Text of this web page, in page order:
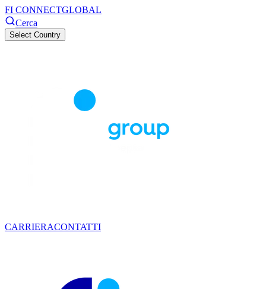
FI CONNECTGLOBAL
Cerca
Select Country
CARRIERACONTATTI